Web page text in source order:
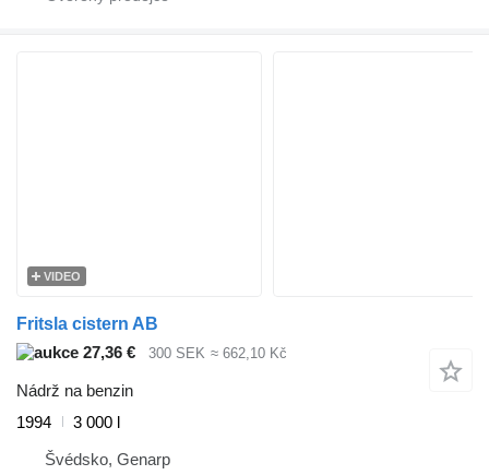
VIDEO
Fritsla cistern AB
27,36 €
300 SEK ≈ 662,10 Kč
Nádrž na benzin
1994
3 000 l
Švédsko, Genarp